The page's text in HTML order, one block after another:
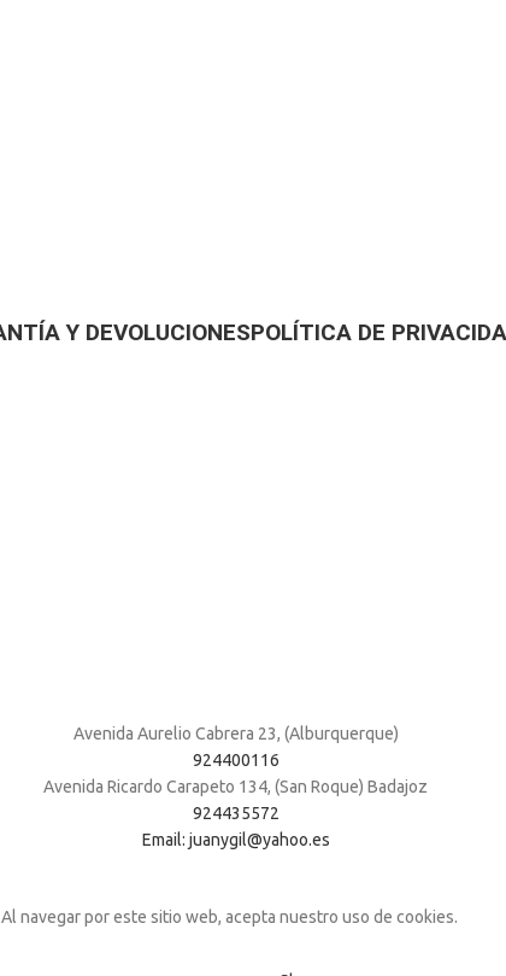
Y DEVOLUCIONESPOLÍTICA DE
Avenida Aurelio Cabrera 23, (Alburquerque)
924400116
Avenida Ricardo Carapeto 134, (San Roque) Badajoz
924435572
Email: juanygil@yahoo.es
navegar por este sitio web, acepta nuestro uso de cookies.